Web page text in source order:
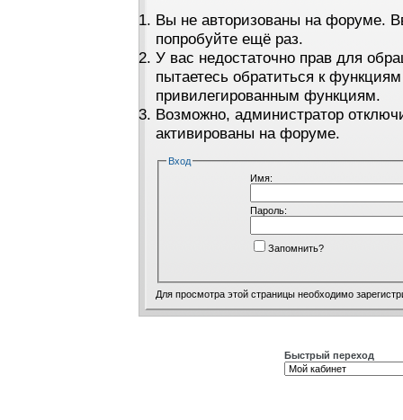
Вы не авторизованы на форуме.
попробуйте ещё раз.
У вас недостаточно прав для
пытаетесь обратиться к
привилегированным функциям.
Возможно, администратор
активированы на форуме.
Вход
Имя:
Пароль:
Запомнить?
Для просмотра этой страницы необходимо
Быстрый переход